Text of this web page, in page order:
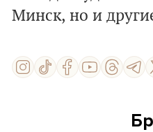
Минск, но и